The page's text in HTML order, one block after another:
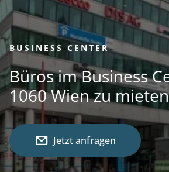
BUSINESS CENTER
Büros im Business
1060 Wien zu mieten
Jetzt anfragen